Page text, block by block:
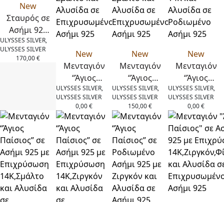
New
Σταυρός σε
Ασήμι 925
με
Επιχρύσωση
ULYSSES SILVER,
ULYSSES SILVER
170,00€
New
Μενταγιόν
“Άγιος
Παίσιος” σε
Ασήμι 925 με
Επιχρύσωση
14Κ,Μπορντώ
Σμάλτο και
Αλυσίδα σε
Επιχρυσωμένο
Ασήμι 925
ULYSSES SILVER,
ULYSSES SILVER
0,00€
New
Μενταγιόν
“Άγιος
Παίσιος” σε
Ασήμι 925 με
Επιχρύσωση
14Κ,Μαύρο
Σμάλτο και
Αλυσίδα σε
Επιχρυσωμένο
Ασήμι 925
ULYSSES SILVER,
ULYSSES SILVER
150,00€
New
Μενταγιόν
“Άγιος
Παίσιος”
Δίχρωμο σε
Ασήμι 925
με
Επιχρύσωση
14Κ και
Αλυσίδα σε
Ροδιωμένο
Ασήμι 925
ULYSSES SILVER,
ULYSSES SILVER
0,00€